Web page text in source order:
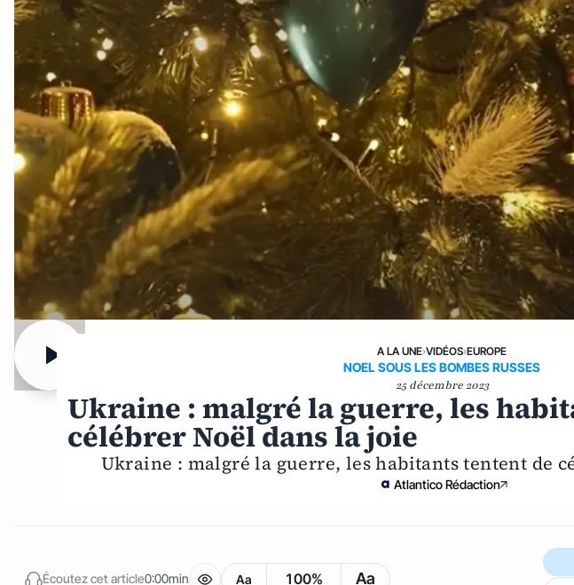
A LA UNE›VIDÉOS›EUROPE
NOEL SOUS LES BOMBES RUSSES
25 décembre 2023
Ukraine : malgré la guerre, les
célébrer Noël dans la joie
Ukraine : malgré la guerre, les habitants tentent de
Atlantico Rédaction
Écoutez cet article0:00min Aa 100% Aa